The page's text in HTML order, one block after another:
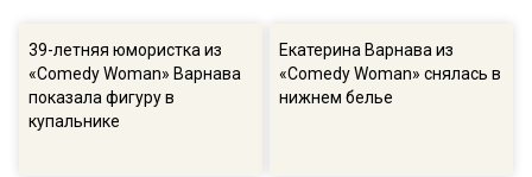
39-летняя юмористка из
«Comedy Woman» Варнава
показала фигуру в
купальнике
Екатерина Варнава из
«Comedy Woman» снялась в
нижнем белье